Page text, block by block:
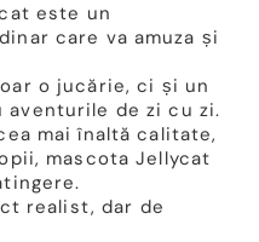
este un
care va amuza și
o jucărie, ci și un
aventurile de zi cu zi.
mai înaltă calitate,
mascota Jellycat
realist, dar de